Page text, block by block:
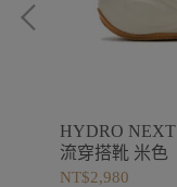
HYDRO
流穿搭靴 米色
NT$2,980